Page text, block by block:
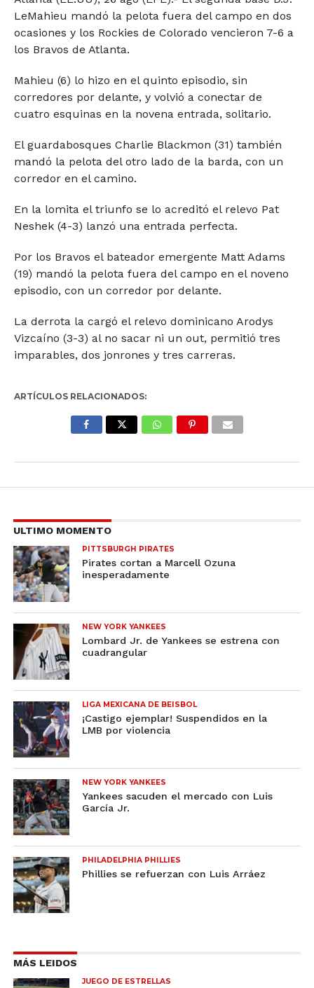
LeMahieu mandó la pelota fuera del campo en dos
ocasiones y los Rockies de Colorado vencieron 7-6 a
los Bravos de Atlanta.
Mahieu (6) lo hizo en el quinto episodio, sin
corredores por delante, y volvió a conectar de
cuatro esquinas en la novena entrada, solitario.
El guardabosques Charlie Blackmon (31) también
mandó la pelota del otro lado de la barda, con un
corredor en el camino.
En la lomita el triunfo se lo acreditó el relevo Pat
Neshek (4-3) lanzó una entrada perfecta.
Por los Bravos el bateador emergente Matt Adams
(19) mandó la pelota fuera del campo en el noveno
episodio, con un corredor por delante.
La derrota la cargó el relevo dominicano Arodys
Vizcaíno (3-3) al no sacar ni un out, permitió tres
imparables, dos jonrones y tres carreras.
ARTÍCULOS RELACIONADOS:
ULTIMO MOMENTO
PITTSBURGH PIRATES
Pirates cortan a Marcell Ozuna
inesperadamente
NEW YORK YANKEES
Lombard Jr. de Yankees se estrena con
cuadrangular
LIGA MEXICANA DE BEISBOL
¡Castigo ejemplar! Suspendidos en la
LMB por violencia
NEW YORK YANKEES
Yankees sacuden el mercado con Luis
García Jr.
PHILADELPHIA PHILLIES
Phillies se refuerzan con Luis Arráez
MÁS LEIDOS
JUEGO DE ESTRELLAS